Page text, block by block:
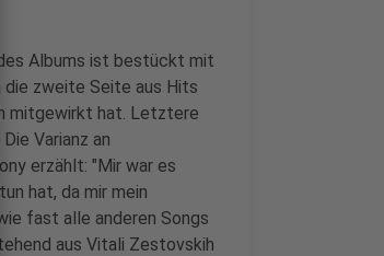
Albums ist bestückt mit
die zweite Seite aus Hits
mitgewirkt hat. Letztere
Varianz an
erzählt: "Mir war es
hat, da mir mein
fast alle anderen Songs
aus Vitali Zestovskih